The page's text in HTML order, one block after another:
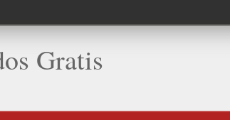
Gratis